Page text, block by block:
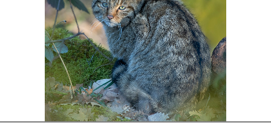
foto e filmati, oltre ad una
capillare rete di
collaborazioni con
associazioni ed enti che
contribuiscono alla buona
riuscita del progetto.